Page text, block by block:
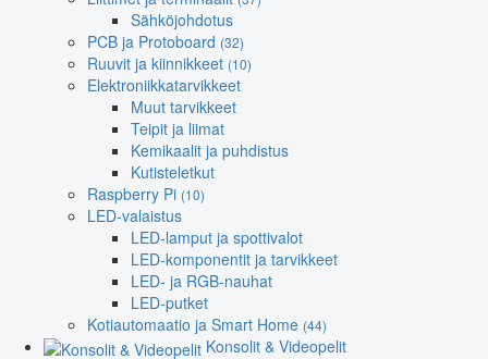
Sähköjohdotus
PCB ja Protoboard (32)
Ruuvit ja kiinnikkeet (10)
Elektroniikkatarvikkeet
Muut tarvikkeet
Teipit ja liimat
Kemikaalit ja puhdistus
Kutisteletkut
Raspberry Pi (10)
LED-valaistus
LED-lamput ja spottivalot
LED-komponentit ja tarvikkeet
LED- ja RGB-nauhat
LED-putket
Kotiautomaatio ja Smart Home (44)
Konsolit & Videopelit